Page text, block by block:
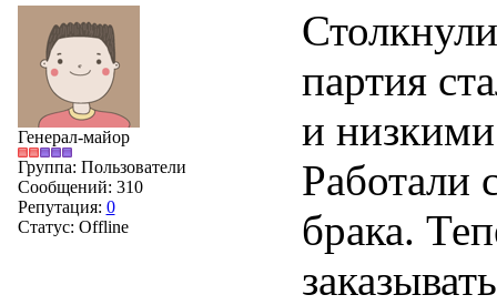
Генерал-майор
Группа: Пользователи
Сообщений: 310
Репутация: 0
Статус: Offline
партия
и
Работали
брака.